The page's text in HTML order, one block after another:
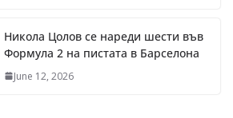
Никола Цолов се нареди шести във
Формула 2 на пистата в Барселона
June 12, 2026